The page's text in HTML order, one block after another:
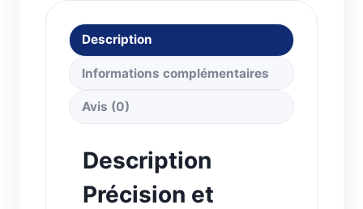
Description
Informations complémentaires
Avis (0)
Description
Précision et